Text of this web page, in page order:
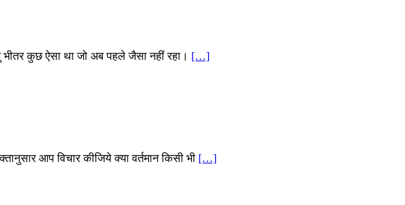
भीतर कुछ ऐसा था जो अब पहले जैसा नहीं रहा। […]
आप विचार कीजिये क्या वर्तमान किसी भी […]